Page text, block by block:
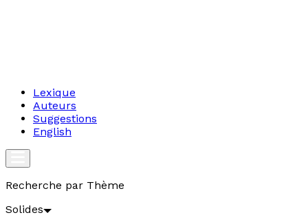
Lexique
Auteurs
Suggestions
English
Recherche par Thème
Solides